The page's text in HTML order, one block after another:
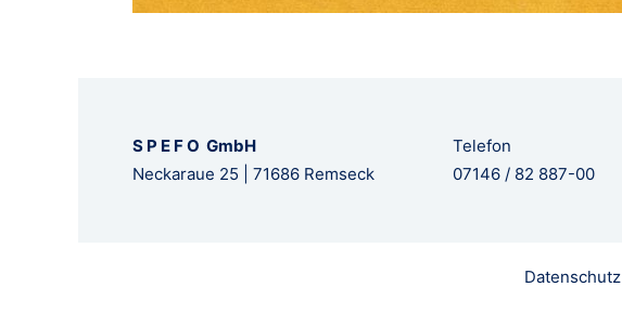
S P E F O GmbH
Neckaraue 25 | 71686 Remseck
Telefon
07146 / 82 887-00
Datenschutz